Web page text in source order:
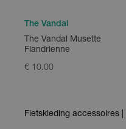
The Vandal
The Vandal Musette
Flandrienne
€ 10.00
Fietskleding accessoires |